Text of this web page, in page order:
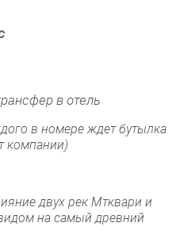
в отель
в номере ждет бутылка
компании)
двух рек Мтквари и
на самый древний